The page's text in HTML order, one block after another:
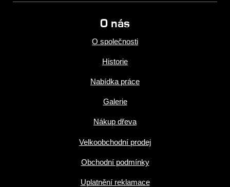
O nás
O společnosti
Historie
Nabídka práce
Galerie
Nákup dřeva
Velkoobchodní prodej
Obchodní podmínky
Uplatnění reklamace